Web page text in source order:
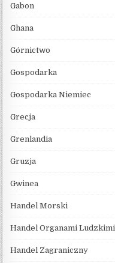
Gabon
Ghana
Górnictwo
Gospodarka
Gospodarka Niemiec
Grecja
Grenlandia
Gruzja
Gwinea
Handel Morski
Handel Organami Ludzkimi
Handel Zagraniczny